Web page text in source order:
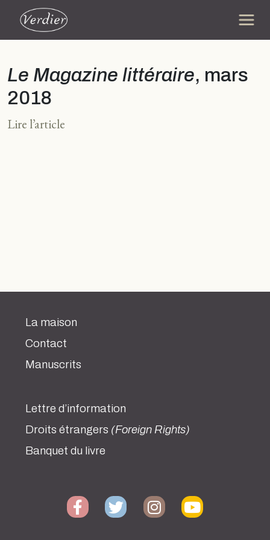
Le Magazine littéraire, mars
2018
Lire l’article
La maison
Contact
Manuscrits
Lettre d’information
Droits étrangers (Foreign Rights)
Banquet du livre